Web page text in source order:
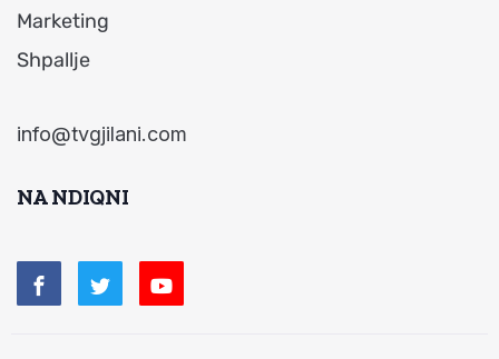
Marketing
Shpallje
info@tvgjilani.com
NA NDIQNI